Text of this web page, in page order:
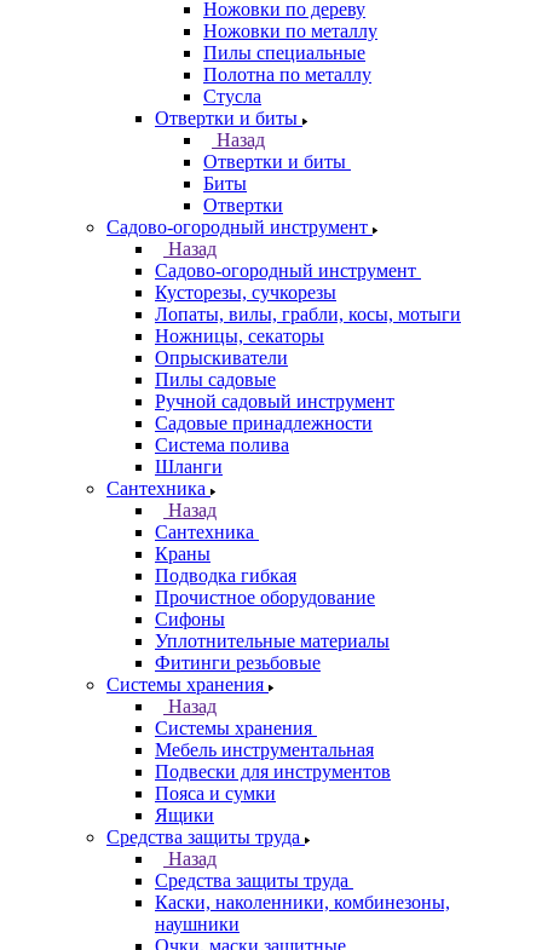
Ножовки по дереву
Ножовки по металлу
Пилы специальные
Полотна по металлу
Стусла
Отвертки и биты
Назад
Отвертки и биты
Биты
Отвертки
Садово-огородный инструмент
Назад
Садово-огородный инструмент
Кусторезы, сучкорезы
Лопаты, вилы, грабли, косы, мотыги
Ножницы, секаторы
Опрыскиватели
Пилы садовые
Ручной садовый инструмент
Садовые принадлежности
Система полива
Шланги
Сантехника
Назад
Сантехника
Краны
Подводка гибкая
Прочистное оборудование
Сифоны
Уплотнительные материалы
Фитинги резьбовые
Системы хранения
Назад
Системы хранения
Мебель инструментальная
Подвески для инструментов
Пояса и сумки
Ящики
Средства защиты труда
Назад
Средства защиты труда
Каски, наколенники, комбинезоны,
наушники
Очки, маски защитные